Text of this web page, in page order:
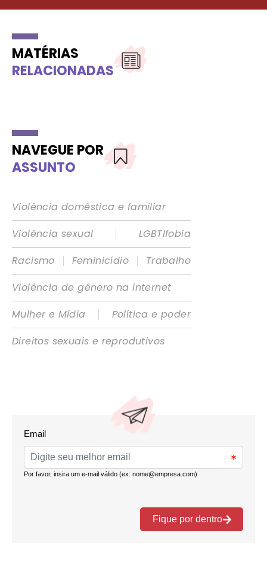
MATÉRIAS
RELACIONADAS
NAVEGUE POR
ASSUNTO
Violência doméstica e familiar
Violência sexual
|
LGBTIfobia
Racismo
| Feminicídio |
Trabalho
Violência de gênero na internet
Mulher e Mídia
|
Política e poder
Direitos sexuais e reprodutivos